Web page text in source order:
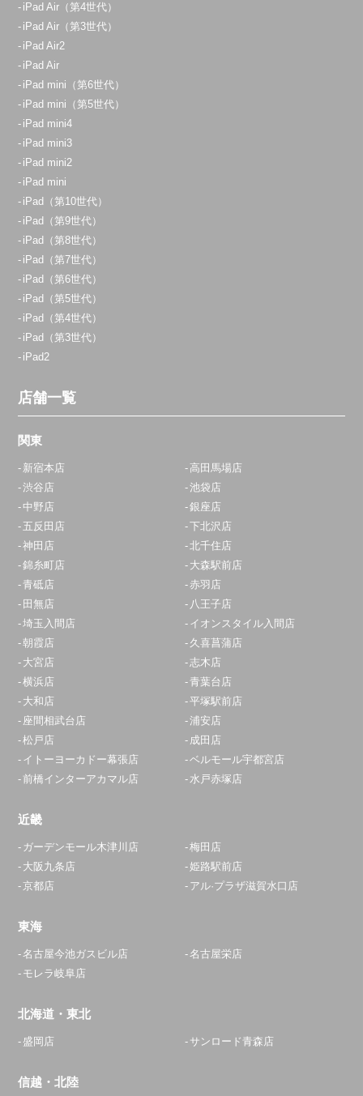
iPad Air（第4世代）
iPad Air（第3世代）
iPad Air2
iPad Air
iPad mini（第6世代）
iPad mini（第5世代）
iPad mini4
iPad mini3
iPad mini2
iPad mini
iPad（第10世代）
iPad（第9世代）
iPad（第8世代）
iPad（第7世代）
iPad（第6世代）
iPad（第5世代）
iPad（第4世代）
iPad（第3世代）
iPad2
店舗一覧
関東
新宿本店
高田馬場店
渋谷店
池袋店
中野店
銀座店
五反田店
下北沢店
神田店
北千住店
錦糸町店
大森駅前店
青砥店
赤羽店
田無店
八王子店
埼玉入間店
イオンスタイル入間店
朝霞店
久喜菖蒲店
大宮店
志木店
横浜店
青葉台店
大和店
平塚駅前店
座間相武台店
浦安店
松戸店
成田店
イトーヨーカドー幕張店
ベルモール宇都宮店
前橋インターアカマル店
水戸赤塚店
近畿
ガーデンモール木津川店
梅田店
大阪九条店
姫路駅前店
京都店
アル·プラザ滋賀水口店
東海
名古屋今池ガスビル店
名古屋栄店
モレラ岐阜店
北海道・東北
盛岡店 サンロード青森店
信越・北陸